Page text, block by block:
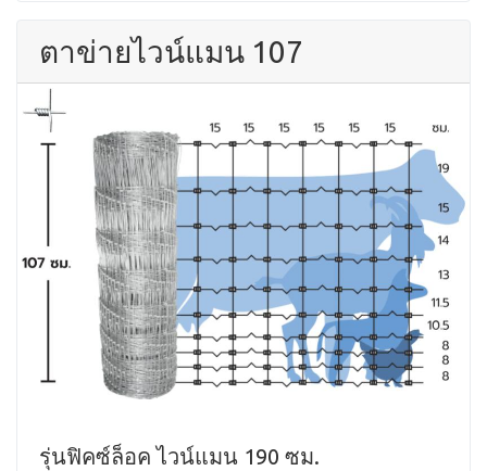
ตาข่ายไวน์แมน 107
รุ่นฟิคซ์ล็อค ไวน์แมน 190 ซม.